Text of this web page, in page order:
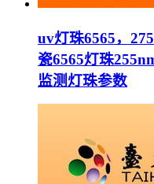
uv灯珠6565，
瓷6565灯珠
监测灯珠参数